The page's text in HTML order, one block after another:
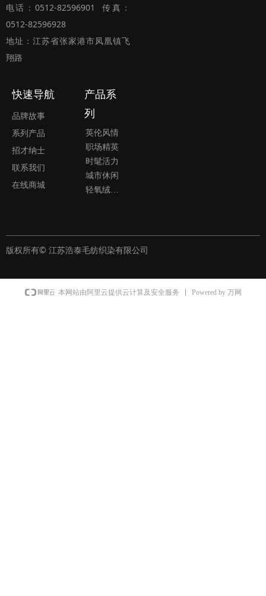
电话：0512-82596901 传真：
0512-82596928
地址：江苏省张家港市凤凰镇飞
翔路
快速导航
品牌故事
系列产品
招才纳士
联系我们
在线商城
产品系
列
英伦风情
职场精英
时髦活力
城市休闲
轻氧绒系列
版权所有© 江苏浩泰毛纺织染有限公司
本网站由阿里云提供云计算及安全服务 Powered by 万网